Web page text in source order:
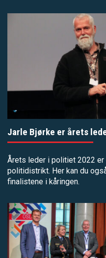
Jarle Bjørke er årets
Årets leder i politiet 2022
politidistrikt. Her kan du
finalistene i kåringen.